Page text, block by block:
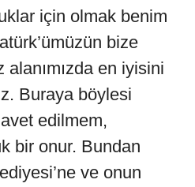
için olmak benim
bize
alanımızda en iyisini
Buraya böylesi
edilmem,
bir onur. Bundan
ve onun